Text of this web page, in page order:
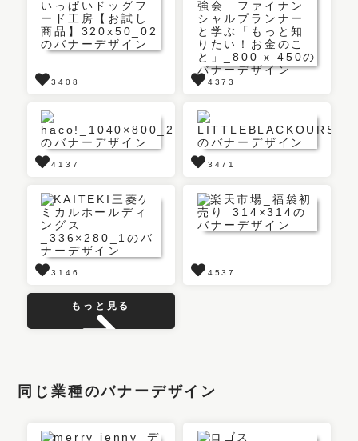
3408 4373
4137 3471
3146 4537
もっと見る
同じ業種のバナーデザイン